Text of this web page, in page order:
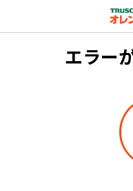
エラー